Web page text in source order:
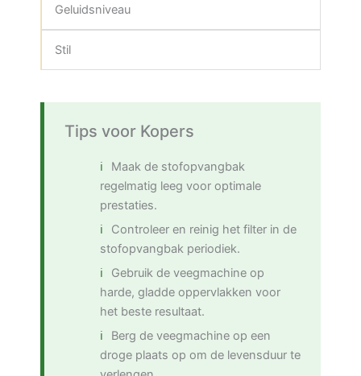
Geluidsniveau
Stil
Tips voor Kopers
Maak de stofopvangbak
regelmatig leeg voor optimale
prestaties.
Controleer en reinig het filter in de
stofopvangbak periodiek.
Gebruik de veegmachine op
harde, gladde oppervlakken voor
het beste resultaat.
Berg de veegmachine op een
droge plaats op om de levensduur te